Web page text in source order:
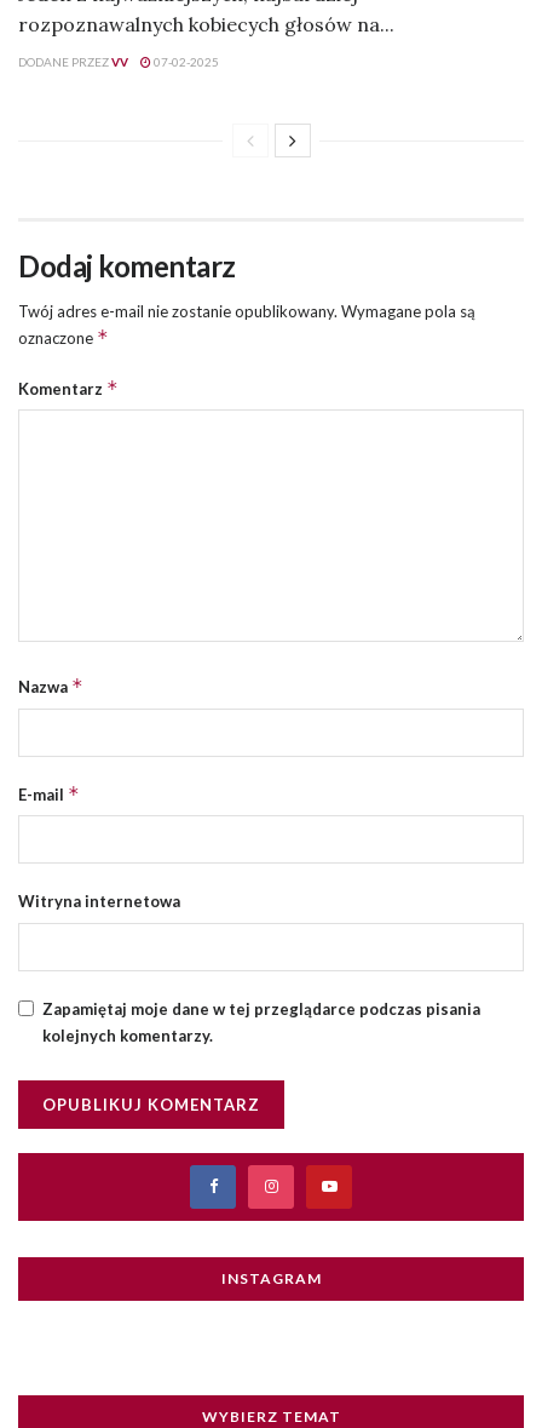
rozpoznawalnych kobiecych głosów na...
DODANE PRZEZVV 07-02-2025
Dodaj komentarz
Twój adres e-mail nie zostanie opublikowany. Wymagane pola są
oznaczone *
Komentarz *
Nazwa *
E-mail *
Witryna internetowa
Zapamiętaj moje dane w tej przeglądarce podczas pisania
kolejnych komentarzy.
INSTAGRAM
WYBIERZ TEMAT